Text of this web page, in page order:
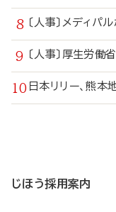
〔人事〕メディパ
〔人事〕厚生労
日本リリー、熊
じほう採用案内